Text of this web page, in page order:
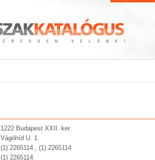
1222 Budapest XXII. ker.
Vágóhíd U. 1.
(1) 2265114 , (1) 2265114
(1) 2265114